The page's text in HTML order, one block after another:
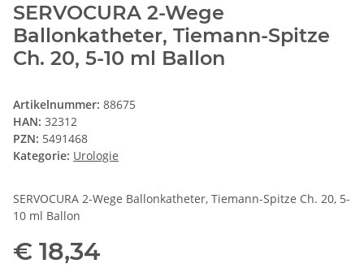
SERVOCURA 2-Wege
Ballonkatheter, Tiemann-Spitze
Ch. 20, 5-10 ml Ballon
Artikelnummer: 88675
HAN: 32312
PZN: 5491468
Kategorie: Urologie
SERVOCURA 2-Wege Ballonkatheter, Tiemann-Spitze Ch. 20, 5-
10 ml Ballon
€ 18,34